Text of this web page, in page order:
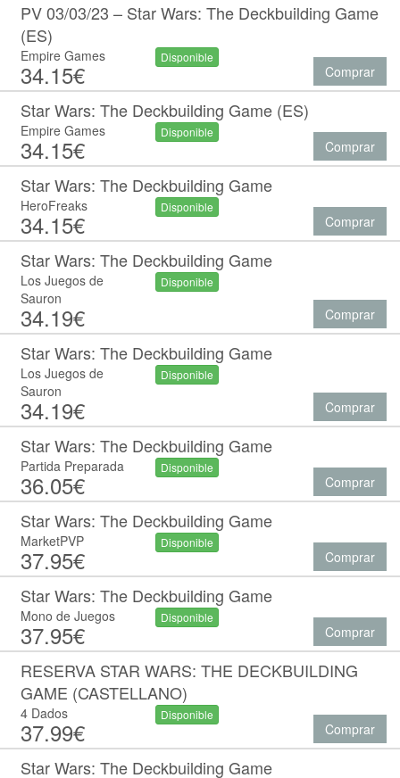
PV 03/03/23 – Star Wars: The Deckbuilding Game
(ES)
Empire Games
34.15€
Disponible
Comprar
Star Wars: The Deckbuilding Game (ES)
Empire Games
34.15€
Disponible
Comprar
Star Wars: The Deckbuilding Game
HeroFreaks
34.15€
Disponible
Comprar
Star Wars: The Deckbuilding Game
Los Juegos de
Sauron
34.19€
Disponible
Comprar
Star Wars: The Deckbuilding Game
Los Juegos de
Sauron
34.19€
Disponible
Comprar
Star Wars: The Deckbuilding Game
Partida Preparada
36.05€
Disponible
Comprar
Star Wars: The Deckbuilding Game
MarketPVP
37.95€
Disponible
Comprar
Star Wars: The Deckbuilding Game
Mono de Juegos
37.95€
Disponible
Comprar
RESERVA STAR WARS: THE DECKBUILDING
GAME (CASTELLANO)
4 Dados
37.99€
Disponible
Comprar
Star Wars: The Deckbuilding Game